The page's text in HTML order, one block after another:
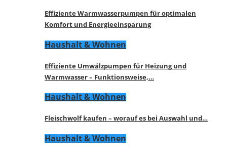
Effiziente Warmwasserpumpen für optimalen
Komfort und Energieeinsparung
Haushalt & Wohnen
Effiziente Umwälzpumpen für Heizung und
Warmwasser – Funktionsweise,…
Haushalt & Wohnen
Fleischwolf kaufen – worauf es bei Auswahl und…
Haushalt & Wohnen